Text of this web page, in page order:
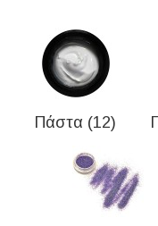
Πάστα (12)